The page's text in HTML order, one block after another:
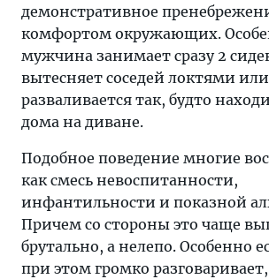
демонстративное
комфортом окружающих.
мужчина занимает сразу 2
вытесняет соседей локтями
разваливается так, будто
дома на диване.
Подобное поведение многие
как смесь невоспитанности,
инфантильности и показной
Причем со стороны это чаще
брутально, а нелепо. Особенно
при этом громко